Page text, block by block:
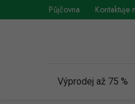
na
Půjčovna Kontaktuje
Výprodej až 75 %